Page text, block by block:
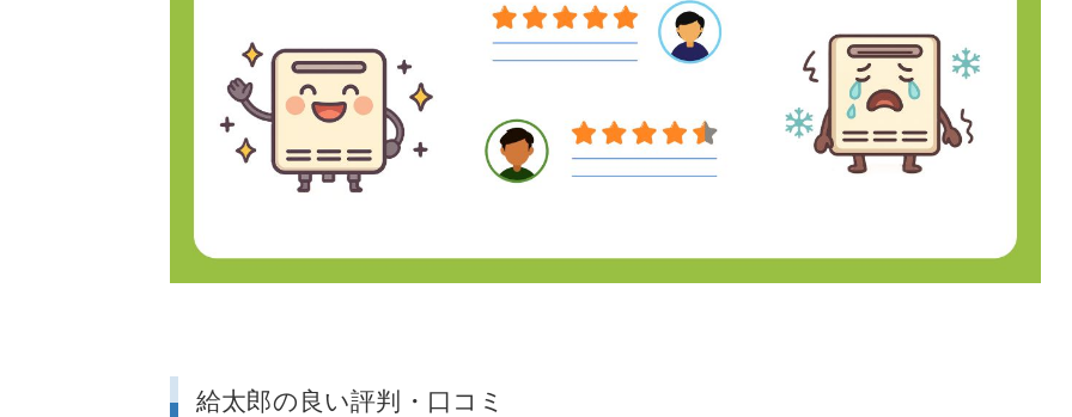
給太郎の良い評判・口コミ